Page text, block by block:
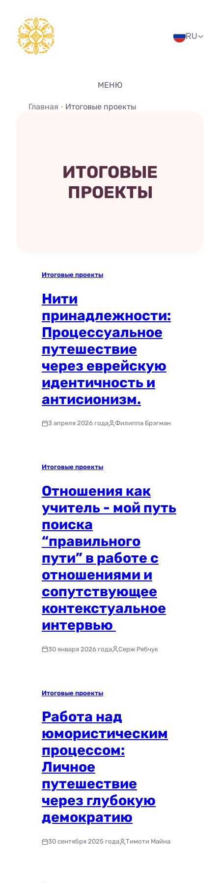
содержимому
RU
МЕНЮ
Главная • Итоговые проекты
ИТОГОВЫЕ
ПРОЕКТЫ
Итоговые проекты
Нити
принадлежности:
Процессуальное
путешествие
через еврейскую
идентичность и
антисионизм.
3 апреля 2026 года Филиппа Брэгман
Итоговые проекты
Отношения как
учитель - мой путь
поиска
“правильного
пути” в работе с
отношениями и
сопутствующее
контекстуальное
интервью
30 января 2026 года Серж Рябчук
Итоговые проекты
Работа над
юмористическим
процессом:
Личное
путешествие
через глубокую
демократию
30 сентября 2025 года Тимоти Майна